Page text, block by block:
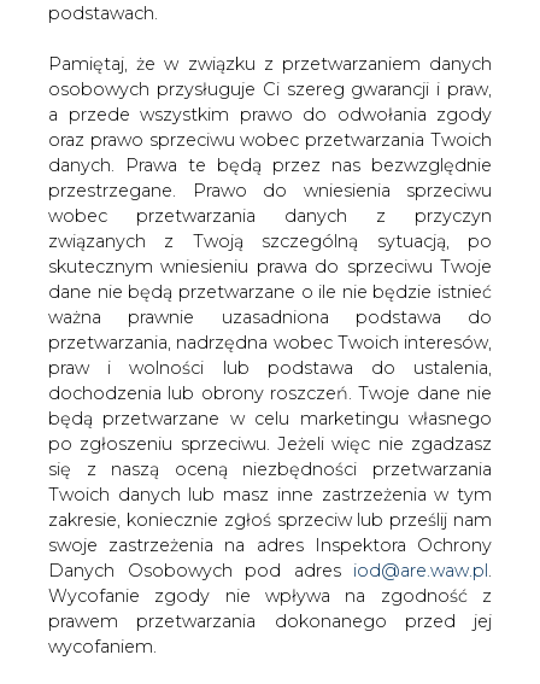
podstawach.
Pamiętaj, że w związku z przetwarzaniem danych
osobowych przysługuje Ci szereg gwarancji i praw,
a przede wszystkim prawo do odwołania zgody
oraz prawo sprzeciwu wobec przetwarzania Twoich
danych. Prawa te będą przez nas bezwzględnie
przestrzegane. Prawo do wniesienia sprzeciwu
wobec przetwarzania danych z przyczyn
związanych z Twoją szczególną sytuacją, po
skutecznym wniesieniu prawa do sprzeciwu Twoje
dane nie będą przetwarzane o ile nie będzie istnieć
ważna prawnie uzasadniona podstawa do
przetwarzania, nadrzędna wobec Twoich interesów,
praw i wolności lub podstawa do ustalenia,
dochodzenia lub obrony roszczeń. Twoje dane nie
będą przetwarzane w celu marketingu własnego
po zgłoszeniu sprzeciwu. Jeżeli więc nie zgadzasz
się z naszą oceną niezbędności przetwarzania
Twoich danych lub masz inne zastrzeżenia w tym
zakresie, koniecznie zgłoś sprzeciw lub prześlij nam
swoje zastrzeżenia na adres Inspektora Ochrony
Danych Osobowych pod adres iod@are.waw.pl
Wycofanie zgody nie wpływa na zgodność z
prawem przetwarzania dokonanego przed jej
wycofaniem.
Studenci Politechniki Krakowskiej
chcą usprawnić transport kolejowy
w Małopolsce
pixabay.com
Kto jeździ Szybką Koleją Aglomeracyjną
w Małopolsce? Jak często? W jakich
celach? Z jakimi problemami borykają
się pasażerowie? Na te pytania
odpowiedzi szukali studenci transportu
Politechniki Krakowskiej.